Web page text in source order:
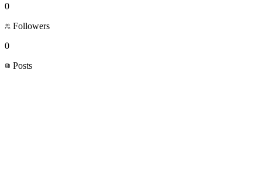
0
Followers
0
Posts